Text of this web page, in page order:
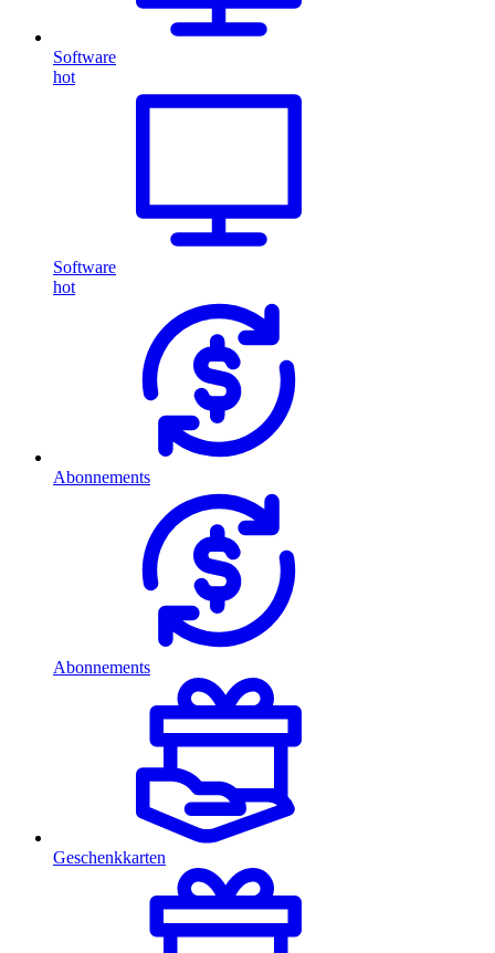
Software
hot
Software
hot
Abonnements
Abonnements
Geschenkkarten